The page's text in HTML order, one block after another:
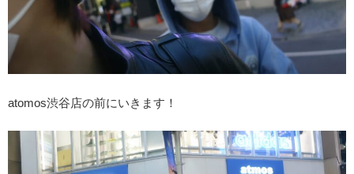
atomos渋谷店の前にいきます！